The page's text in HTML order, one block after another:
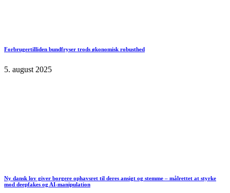
Forbrugertilliden bundfryser trods økonomisk robusthed
5. august 2025
Ny dansk lov giver borgere ophavsret til deres ansigt og stemme – målrettet at styrke
mod deepfakes og AI-manipulation